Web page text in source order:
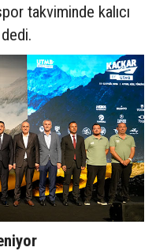
takviminde kalıcı